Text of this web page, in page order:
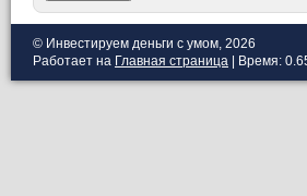
© Инвестируем деньги с умом, 2026
Работает на Главная страница | Время: